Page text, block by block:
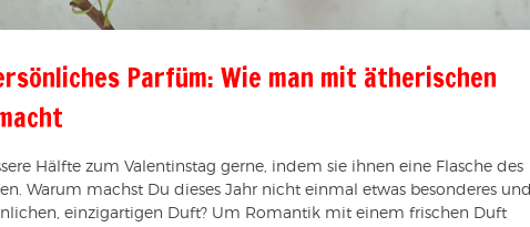
Parfüm: Wie man mit ätherischen
Hälfte zum Valentinstag gerne, indem sie ihnen eine Flasche des
Warum machst Du dieses Jahr nicht einmal etwas besonderes und
einzigartigen Duft? Um Romantik mit einem frischen Duft